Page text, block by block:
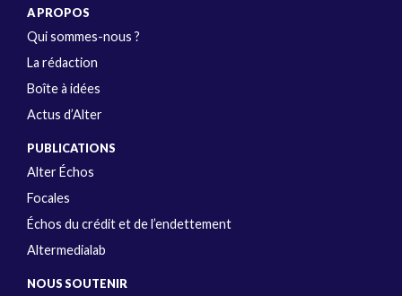
A PROPOS
Qui sommes-nous ?
La rédaction
Boîte à idées
Actus d’Alter
PUBLICATIONS
Alter Échos
Focales
Échos du crédit et de l’endettement
Altermedialab
NOUS SOUTENIR